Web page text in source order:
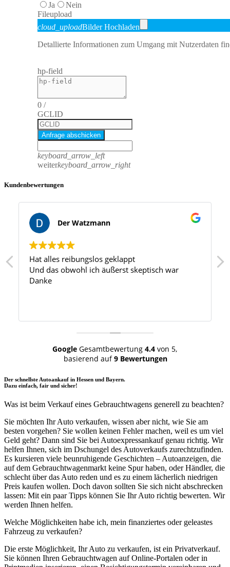
Ja
Nein
Fileupload
cloud_uploadBilder Hochladen
Detallierte Informationen zum Umgang mit Nutzerdaten
hp-field
0/
GCLID
Anfrage abschicken
keyboard_arrow_left
weiterkeyboard_arrow_right
Kundenbewertungen
Der Watzmann
Hat alles reibungslos geklappt
Und das obwohl ich äußerst skeptisch war
Danke
GoogleGesamtbewertung 4.4von 5,
basierend auf9 Bewertungen
Der schnellste Autoankauf in Hessen und Bayern.
Dazu einfach, fair und sicher!
Was ist beim Verkauf eines Gebrauchtwagens generell zu beachten?
Sie möchten Ihr Auto verkaufen, wissen aber nicht, wie Sie am
besten vorgehen? Sie wollen keinen Fehler machen, weil es um viel
Geld geht? Dann sind Sie bei Autoexpressankauf genau richtig. Wir
helfen Ihnen, sich im Dschungel des Autoverkaufs zurechtzufinden.
Es kursieren viele beunruhigende Geschichten – Autoanzeigen, die
auf dem Gebrauchtwagenmarkt keine Spur haben, oder Händler, die
schlecht über das Auto reden und es zu einem lächerlich niedrigen
Preis kaufen wollen. Doch davon sollten Sie sich nicht abschrecken
lassen: Mit ein paar Tipps können Sie Ihr Auto richtig bewerten. Wir
werden Ihnen helfen.
Welche Möglichkeiten habe ich, mein finanziertes oder geleastes
Fahrzeug zu verkaufen?
Die erste Möglichkeit, Ihr Auto zu verkaufen, ist ein Privatverkauf.
Sie können Ihren Gebrauchtwagen auf Online-Portalen oder in